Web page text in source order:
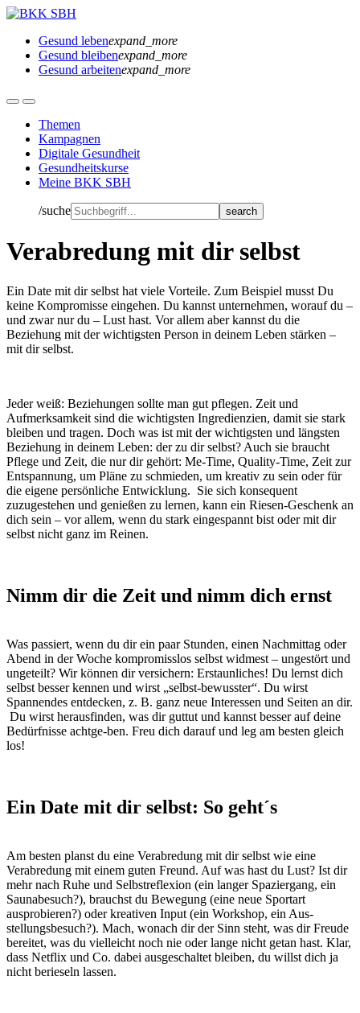
Gesund lebenexpand_more
Gesund bleibenexpand_more
Gesund arbeitenexpand_more
Themen
Kampagnen
Digitale Gesundheit
Gesundheitskurse
Meine BKK SBH
/suche
Verabredung mit dir selbst
Ein Date mit dir selbst hat viele Vorteile. Zum Beispiel musst Du
keine Kompromisse eingehen. Du kannst unternehmen, worauf du –
und zwar nur du – Lust hast. Vor allem aber kannst du die
Beziehung mit der wichtigsten Person in deinem Leben stärken –
mit dir selbst.
Jeder weiß: Beziehungen sollte man gut pflegen. Zeit und
Aufmerksamkeit sind die wichtigsten Ingredienzien, damit sie stark
bleiben und tragen. Doch was ist mit der wichtigsten und längsten
Beziehung in deinem Leben: der zu dir selbst? Auch sie braucht
Pflege und Zeit, die nur dir gehört: Me-Time, Quality-Time, Zeit zur
Entspannung, um Pläne zu schmieden, um kreativ zu sein oder für
die eigene persönliche Entwicklung. Sie sich konsequent
zuzugestehen und genießen zu lernen, kann ein Riesen-Geschenk an
dich sein – vor allem, wenn du stark eingespannt bist oder mit dir
selbst nicht ganz im Reinen.
Nimm dir die Zeit und nimm dich ernst
Was passiert, wenn du dir ein paar Stunden, einen Nachmittag oder
Abend in der Woche kompromisslos selbst widmest – ungestört und
ungeteilt? Wir können dir versichern: Erstaunliches! Du lernst dich
selbst besser kennen und wirst „selbst-bewusster“. Du wirst
Spannendes entdecken, z. B. ganz neue Interessen und Seiten an dir.
Du wirst herausfinden, was dir guttut und kannst besser auf deine
Bedürfnisse achtge-ben. Freu dich darauf und leg am besten gleich
los!
Ein Date mit dir selbst: So geht´s
Am besten planst du eine Verabredung mit dir selbst wie eine
Verabredung mit einem guten Freund. Auf was hast du Lust? Ist dir
mehr nach Ruhe und Selbstreflexion (ein langer Spaziergang, ein
Saunabesuch?), brauchst du Bewegung (eine neue Sportart
ausprobieren?) oder kreativen Input (ein Workshop, ein Aus-
stellungsbesuch?). Mach, wonach dir der Sinn steht, was dir Freude
bereitet, was du vielleicht noch nie oder lange nicht getan hast. Klar,
dass Netflix und Co. dabei ausgeschaltet bleiben, du willst dich ja
nicht berieseln lassen.